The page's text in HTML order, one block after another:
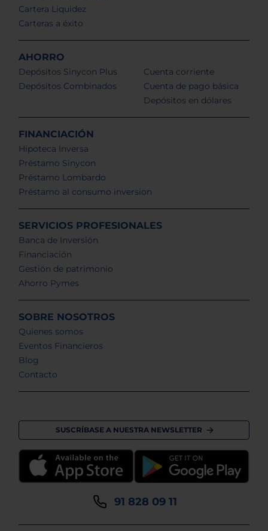
Cartera Liquidez
Carteras a éxito
AHORRO
Depósitos Sinycon Plus
Depósitos Combinados
Cuenta corriente
Cuenta de pago básica
Depósitos en dólares
FINANCIACIÓN
Hipoteca Inversa
Préstamo Sinycon
Préstamo Lombardo
Préstamo al consumo inversion
SERVICIOS PROFESIONALES
Banca de Inversión
Financiación
Gestión de patrimonio
Ahorro Pymes
SOBRE NOSOTROS
Quienes somos
Eventos Financieros
Blog
Contacto
SUSCRÍBASE A NUESTRA NEWSLETTER
91 828 09 11